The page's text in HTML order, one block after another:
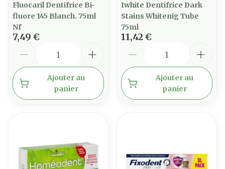
Fluocaril Dentifrice Bi-
fluore 145 Blanch. 75ml
Nf
7,49 €
Ajouter au
panier
Iwhite Dentifrice Dark
Stains Whitenig Tube
75ml
11,42 €
Ajouter au
panier